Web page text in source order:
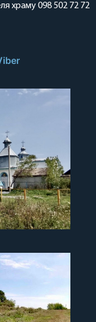
храму 098 502 72 72